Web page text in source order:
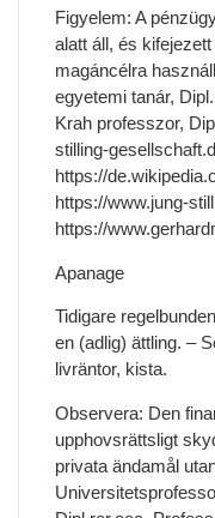
Figyelem: A
alatt áll, és
magáncélra
egyetemi tanár,
Krah professzor,
stilling-
https://
https://www.jung-
https://
Apanage
Tidigare
en (adlig) ättling. –
livräntor, kista.
Observera: Den
upphovsrättsligt
privata ändamål